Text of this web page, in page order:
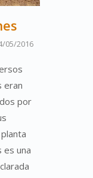
05/2016
eran
por
es una